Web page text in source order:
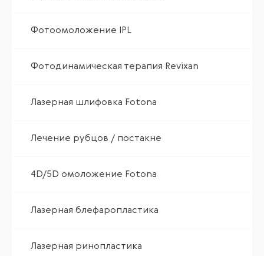
Фотоомоложение IPL
Фотодинамическая терапия Revixan
Лазерная шлифовка Fotona
Лечение рубцов / постакне
4D/5D омоложение Fotona
Лазерная блефаропластика
Лазерная ринопластика